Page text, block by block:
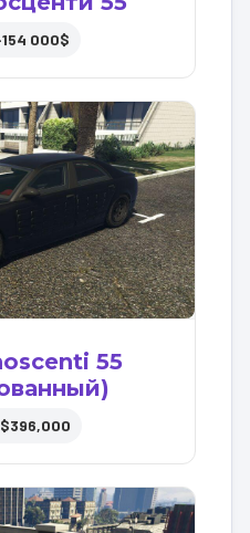
154 000$
55
$396,000